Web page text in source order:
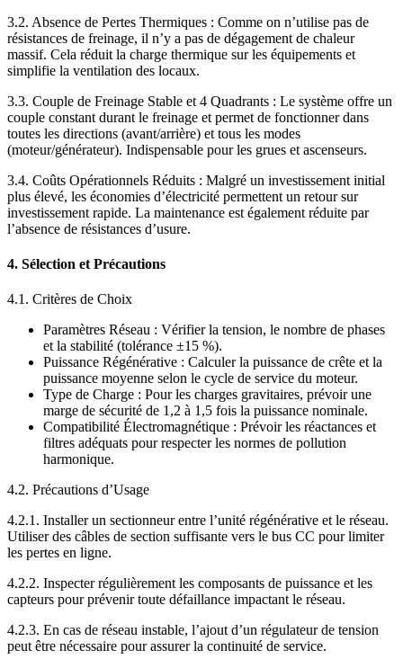
3.2. Absence de Pertes Thermiques : Comme on n’utilise pas de
résistances de freinage, il n’y a pas de dégagement de chaleur
massif. Cela réduit la charge thermique sur les équipements et
simplifie la ventilation des locaux.
3.3. Couple de Freinage Stable et 4 Quadrants : Le système offre un
couple constant durant le freinage et permet de fonctionner dans
toutes les directions (avant/arrière) et tous les modes
(moteur/générateur). Indispensable pour les grues et ascenseurs.
3.4. Coûts Opérationnels Réduits : Malgré un investissement initial
plus élevé, les économies d’électricité permettent un retour sur
investissement rapide. La maintenance est également réduite par
l’absence de résistances d’usure.
4. Sélection et Précautions
4.1. Critères de Choix
Paramètres Réseau : Vérifier la tension, le nombre de phases
et la stabilité (tolérance ±15 %).
Puissance Régénérative : Calculer la puissance de crête et la
puissance moyenne selon le cycle de service du moteur.
Type de Charge : Pour les charges gravitaires, prévoir une
marge de sécurité de 1,2 à 1,5 fois la puissance nominale.
Compatibilité Électromagnétique : Prévoir les réactances et
filtres adéquats pour respecter les normes de pollution
harmonique.
4.2. Précautions d’Usage
4.2.1. Installer un sectionneur entre l’unité régénérative et le réseau.
Utiliser des câbles de section suffisante vers le bus CC pour limiter
les pertes en ligne.
4.2.2. Inspecter régulièrement les composants de puissance et les
capteurs pour prévenir toute défaillance impactant le réseau.
4.2.3. En cas de réseau instable, l’ajout d’un régulateur de tension
peut être nécessaire pour assurer la continuité de service.